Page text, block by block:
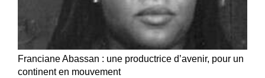
Franciane Abassan : une productrice d’avenir, pour un
continent en mouvement